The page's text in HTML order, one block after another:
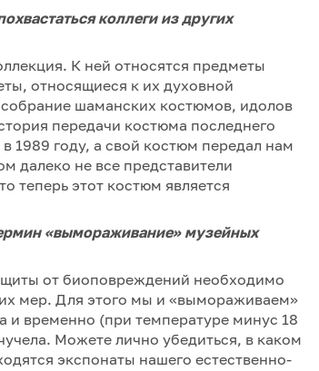
коллеги из других
К ней относятся предметы
относящиеся к их духовной
шаманских костюмов, идолов
передачи костюма последнего
1989 году, а свой костюм передал нам
далеко не все представители
теперь этот костюм является
«вымораживание» музейных
от биоповреждений необходимо
мер. Для этого мы и «вымораживаем»
временно (при температуре минус 18
Можете лично убедиться, в каком
экспонаты нашего естественно-